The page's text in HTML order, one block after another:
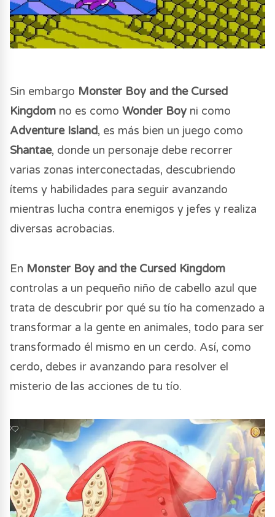
Sin embargo Monster Boy and the Cursed
Kingdom no es comoWonder Boy ni como
Adventure Island, es más bien un juego como
Shantae, donde un personaje debe recorrer
varias zonas interconectadas, descubriendo
ítems y habilidades para seguir avanzando
mientras lucha contra enemigos y jefes y realiza
diversas acrobacias.
En Monster Boy and the Cursed Kingdom
controlas a un pequeño niño de cabello azul que
trata de descubrir por qué su tío ha comenzado a
transformar a la gente en animales, todo para ser
transformado él mismo en un cerdo. Así, como
cerdo, debes ir avanzando para resolver el
misterio de las acciones de tu tío.